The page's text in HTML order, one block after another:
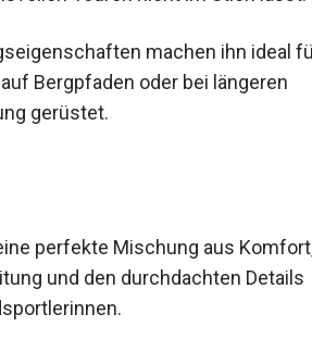
machen ihn ideal
auf Bergpfaden oder bei längeren
gerüstet.
perfekte Mischung aus Komfort,
und den durchdachten Details